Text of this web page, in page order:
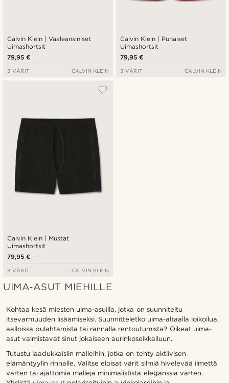
Calvin Klein | Vaaleansiniset
Uimashortsit
79,95 €
3 VÄRIT CALVIN KLEIN
Calvin Klein | Punaiset
Uimashortsit
79,95 €
3 VÄRIT CALVIN KLEIN
Calvin Klein | Mustat
Uimashortsit
79,95 €
3 VÄRIT CALVIN KLEIN
UIMA-ASUT MIEHILLE
Kohtaa kesä miesten uima-asuilla, jotka on suunniteltu
itsevarmuuden lisäämiseksi. Suunnitteletko uima-altaalla loikoilua,
aalloissa pulahtamista tai rannalla rentoutumista? Oikeat uima-
asut valmistavat sinut jokaiseen aurinkoseikkailuun.
Tutustu laadukkaisiin malleihin, jotka on tehty aktiivisen
elämäntyylin rinnalle. Valitse eloisat värit silmiä hivelevää ilmettä
varten tai ajattomia malleja minimalistista eleganssia varten.